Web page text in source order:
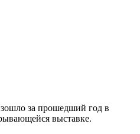
за прошедший год в
выставке.